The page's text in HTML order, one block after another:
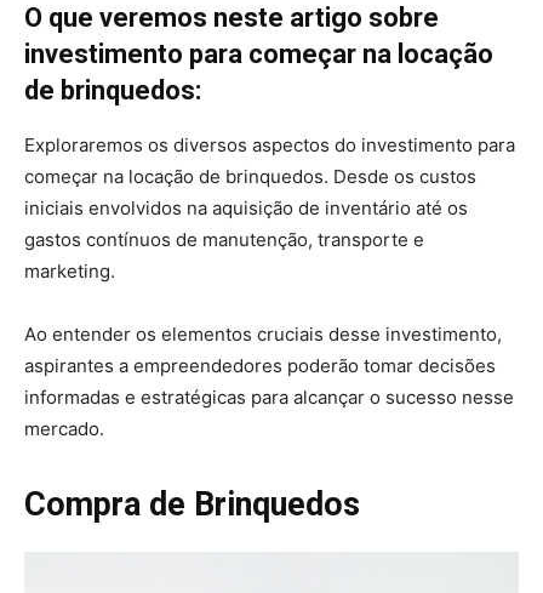
O que veremos neste artigo sobre
investimento para começar na locação
de brinquedos:
Exploraremos os diversos aspectos do investimento para
começar na locação de brinquedos. Desde os custos
iniciais envolvidos na aquisição de inventário até os
gastos contínuos de manutenção, transporte e
marketing.
Ao entender os elementos cruciais desse investimento,
aspirantes a empreendedores poderão tomar decisões
informadas e estratégicas para alcançar o sucesso nesse
mercado.
Compra de Brinquedos